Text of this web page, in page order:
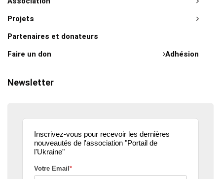
Projets
Partenaires et donateurs
Adhésion
Faire un don
Newsletter
Inscrivez-vous pour recevoir les dernières
nouveautés de l'association "Portail de
l'Ukraine"
Votre Email *